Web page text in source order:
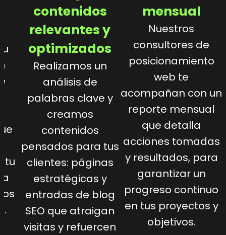
tu
contenidos
relevantes y
optimizados
Realizamos un
análisis de
palabras clave y
creamos
contenidos
pensados para tus
clientes: páginas
estratégicas y
entradas de blog
SEO que atraigan
visitas y refuercen
mensual
Nuestros
consultores de
posicionamiento
web te
acompañan con un
reporte mensual
que detalla
acciones tomadas
y resultados, para
garantizar un
progreso continuo
en tus proyectos y
objetivos.